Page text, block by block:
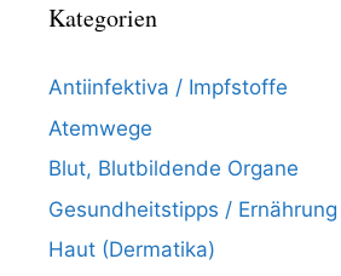
Kategorien
Antiinfektiva / Impfstoffe
Atemwege
Blut, Blutbildende Organe
Gesundheitstipps / Ernährung
Haut (Dermatika)